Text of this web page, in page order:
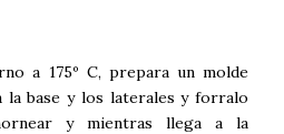
a 175º C, prepara un molde
la base y los laterales y forralo
y mientras llega a la